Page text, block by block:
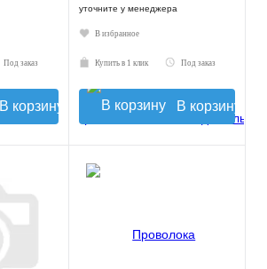
Под заказ
В корзину
уточните у менеджера
В избранное
Купить в 1 клик Под заказ
В корзину